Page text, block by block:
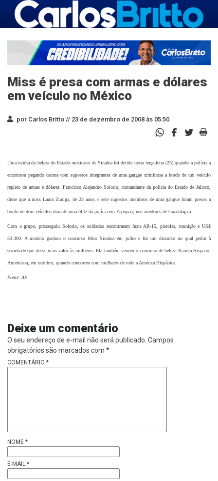
Miss é presa com armas e dólares
em veículo no México
por Carlos Britto // 23 de dezembro de 2008 às 05:50
Uma rainha da beleza do Estado mexicano de Sinaloa foi detida nesta terça-feira (23) quando a polícia a
encontrou pegando carona com supostos integrantes de uma gangue criminosa a bordo de um veículo
repleto de armas e dólares. Francisco Alejandro Solorio, comandante da polícia do Estado de Jalisco,
disse que a miss Laura Zuniga, de 23 anos, e sete supostos membros de uma gangue foram presos a
bordo de dois veículos durante uma blitz da polícia em Zapopan, nos arredores de Guadalajara.
Com o grupo, prosseguiu Solorio, os soldados encontraram fuzis AR-15, pistolas, munição e US$
53.300. A modelo ganhou o concurso Miss Sinaloa em julho e fez um discurso no qual pediu à
sociedade que desse mais valor às mulheres. Ela também venceu o concurso de beleza Rainha Hispano-
Americana, em outubro, quando concorreu com mulheres de toda a América Hispânica.
Fonte: AE
Deixe um comentário
O seu endereço de e-mail não será publicado. Campos
obrigatórios são marcados com *
COMENTÁRIO *
NOME *
E-MAIL *